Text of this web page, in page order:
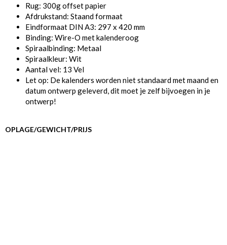
Rug: 300g offset papier
Afdrukstand: Staand formaat
Eindformaat DIN A3: 297 x 420 mm
Binding: Wire-O met kalenderoog
Spiraalbinding: Metaal
Spiraalkleur: Wit
Aantal vel: 13 Vel
Let op: De kalenders worden niet standaard met maand en
datum ontwerp geleverd, dit moet je zelf bijvoegen in je
ontwerp!
OPLAGE/GEWICHT/PRIJS